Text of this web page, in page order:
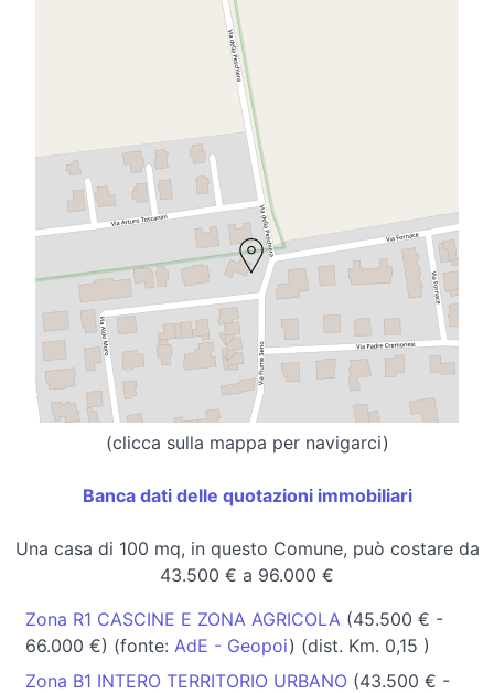
(clicca sulla mappa per navigarci)
Banca dati delle quotazioni immobiliari
Una casa di 100 mq, in questo Comune, può costare da
43.500 € a 96.000 €
Zona R1 CASCINE E ZONA AGRICOLA (45.500 € -
66.000 €) (fonte: AdE - Geopoi) (dist. Km. 0,15 )
Zona B1 INTERO TERRITORIO URBANO (43.500 € -